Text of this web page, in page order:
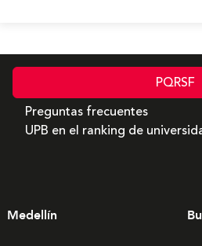
PQRSF
Preguntas frecuentes
UPB en el ranking de
Medellín